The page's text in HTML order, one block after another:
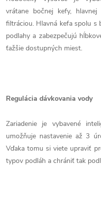
vrátane bočnej kefy,
filtráciou. Hlavná kefa spolu s
podlahy a zabezpečujú
ťažšie dostupných miest.
Regulácia dávkovania vody
Zariadenie je vybavené
umožňuje nastavenie až 3
Vďaka tomu si viete upraviť
typov podláh a chrániť tak